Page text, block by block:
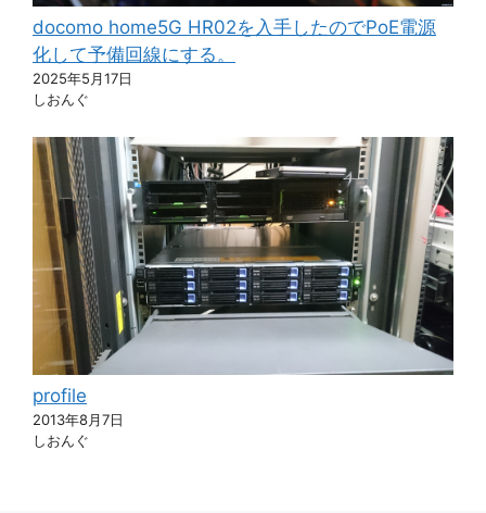
docomo home5G HR02を入手したのでPoE電源
化して予備回線にする。
2025年5月17日
しおんぐ
profile
2013年8月7日
しおんぐ